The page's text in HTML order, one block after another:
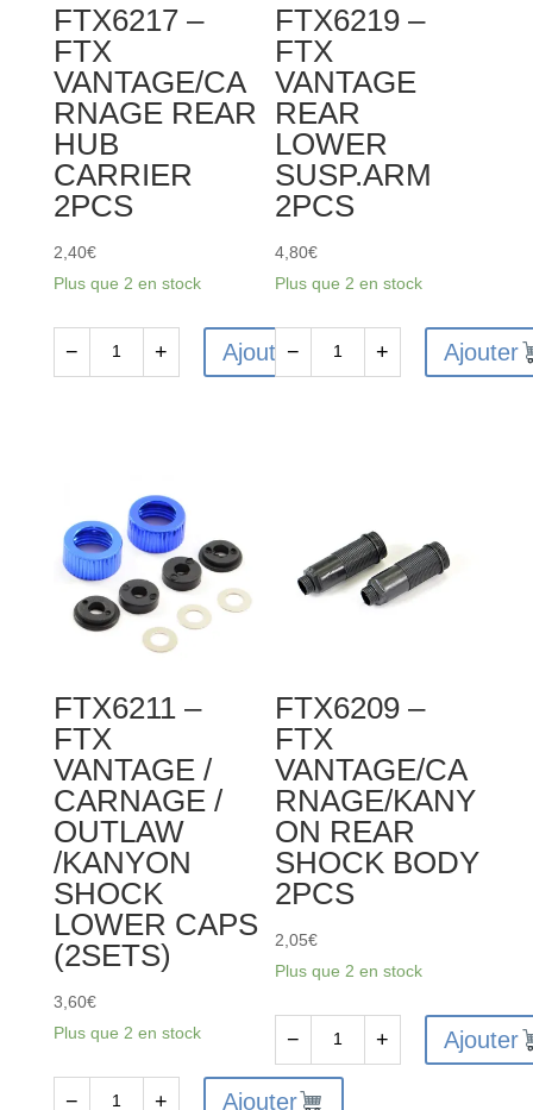
FTX6217 –
FTX
VANTAGE/CA
RNAGE REAR
HUB
CARRIER
2PCS
2,40€
Plus que 2 en stock
VANTAGE/CARNAGE
REAR
HUB
CARRIER
− + Ajouter
FTX6219 –
FTX
VANTAGE
REAR
LOWER
SUSP.ARM
2PCS
4,80€
Plus que 2 en stock
LOWER
− + Ajouter
FTX6211 –
FTX
VANTAGE /
CARNAGE /
OUTLAW
/KANYON
SHOCK
LOWER CAPS
(2SETS)
3,60€
Plus que 2 en stock
− + Ajouter
FTX6209 –
FTX
VANTAGE/CA
RNAGE/KANY
ON REAR
SHOCK BODY
2PCS
2,05€
Plus que 2 en stock
de
− + Ajouter